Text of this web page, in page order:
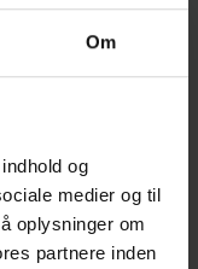
Om
og
medier og til
oplysninger om
partnere inden